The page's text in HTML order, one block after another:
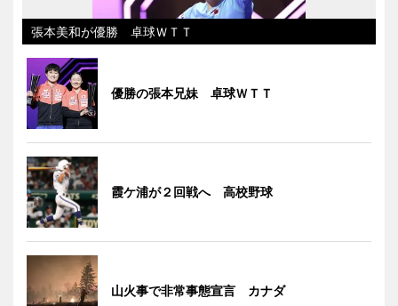
張本美和が優勝 卓球ＷＴＴ
優勝の張本兄妹 卓球ＷＴＴ
霞ケ浦が２回戦へ 高校野球
山火事で非常事態宣言 カナダ